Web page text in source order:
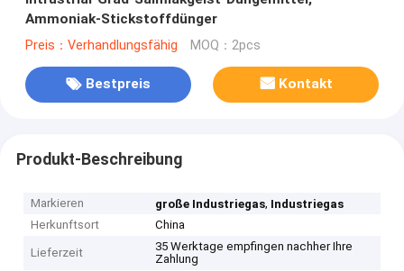
Ammoniak-Stickstoffdünger
Preis：Verhandlungsfähig MOQ：2pcs
Bestpreis Kontakt
Produkt-Beschreibung
Markieren große Industriegas, Industriegas
Herkunftsort
China
Lieferzeit
35 Werktage empfingen nachher Ihre
Zahlung